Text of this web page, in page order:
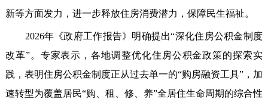
新等方面发力，进一步释放住房消费潜力，保障民生福祉。
2026年《政府工作报告》明确提出“深化住房公积金制度
改革”。专家表示，各地调整优化住房公积金政策的探索实
践，表明住房公积金制度正从过去单一的“购房融资工具”，加
速转型为覆盖居民“购、租、修、养”全居住生命周期的综合性